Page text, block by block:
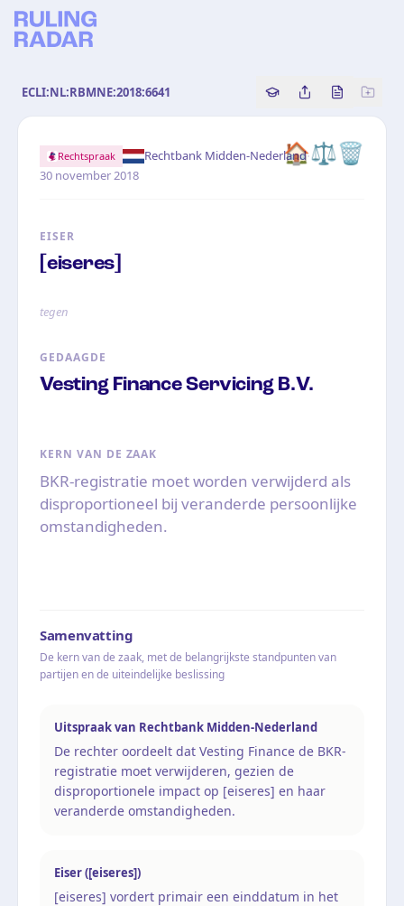
ECLI:NL:RBMNE:2018:6641 Copy source
Share this
Bekijk
🏠⚖️🗑️
Rechtspraak Rechtbank Midden-Nederland·
30 november 2018
EISER
[eiseres]
tegen
GEDAAGDE
Vesting Finance Servicing B.V.
KERN VAN DE ZAAK
BKR-registratie moet worden verwijderd als
disproportioneel bij veranderde persoonlijke
omstandigheden.
Samenvatting
De kern van de zaak, met de belangrijkste standpunten van
partijen en de uiteindelijke beslissing
Uitspraak van Rechtbank Midden-Nederland
De rechter oordeelt dat Vesting Finance de BKR-
registratie moet verwijderen, gezien de
disproportionele impact op [eiseres] en haar
veranderde omstandigheden.
Eiser ([eiseres])
[eiseres] vordert primair een einddatum in het